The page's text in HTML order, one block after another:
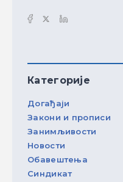
Категорије
Догађаји
Закони и прописи
Занимљивости
Новости
Обавештења
Синдикат